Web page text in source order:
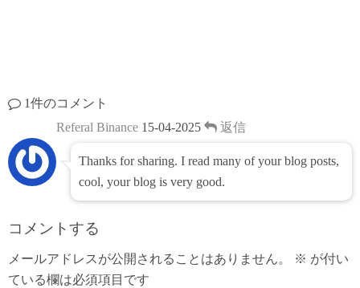
1件のコメント
Referal Binance 15-04-2025 返信
Thanks for sharing. I read many of your blog posts,
cool, your blog is very good.
コメントする
メールアドレスが公開されることはありません。 ※ が付い
ている欄は必須項目です